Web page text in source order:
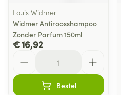
Louis Widmer
Widmer Antiroosshampoo
Zonder Parfum 150ml
€ 16,92
Bestel